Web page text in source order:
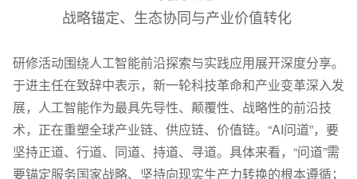
战略锚定、生态协同与产业价值转化
研修活动围绕人工智能前沿探索与实践应用展开深度分享。
于进主任在致辞中表示，新一轮科技革命和产业变革深入发
展，人工智能作为最具先导性、颠覆性、战略性的前沿技
术，正在重塑全球产业链、供应链、价值链。“AI问道”，要
坚持正道、行道、同道、持道、寻道。具体来看，“问道”需
要锚定服务国家战略、坚持向现实生产力转换的根本遵循；